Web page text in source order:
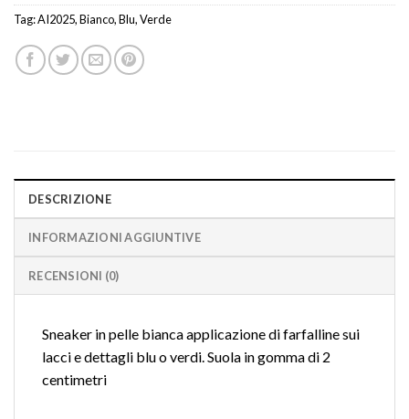
Tag:AI2025,Bianco,Blu,Verde
DESCRIZIONE
INFORMAZIONI AGGIUNTIVE
RECENSIONI (0)
Sneaker in pelle bianca applicazione di farfalline sui
lacci e dettagli blu o verdi. Suola in gomma di 2
centimetri